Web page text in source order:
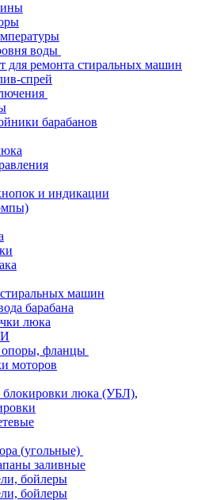
воды
для ремонта стиральных машин
спрей
барабанов
и индикации
стиральных машин
барабана
люка
фланцы
моторов
блокировки люка (УБЛ),
(угольные)
заливные